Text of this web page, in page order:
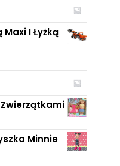
I Łyżką
Zwierzątkami
Minnie